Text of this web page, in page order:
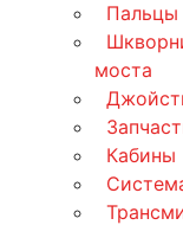
Пальцы
моста
Кабины